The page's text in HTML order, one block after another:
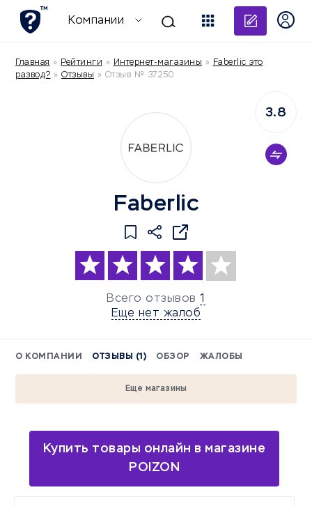
Компании
Главная » Рейтинги » Интернет-магазины » Faberlic это
развод? » Отзывы » Отзыв № 37250
Faberlic
Всего отзывов 1
Еще нет жалоб
3.8
О КОМПАНИИ ОТЗЫВЫ (1) ОБЗОР ЖАЛОБЫ
Еще магазины
Купить товары онлайн в магазине
POIZON